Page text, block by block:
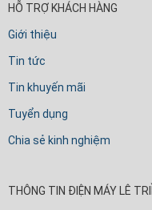
HỖ TRỢ KHÁCH HÀNG
Giới thiệu
Tin tức
Tin khuyến mãi
Tuyển dụng
Chia sẻ kinh nghiệm
THÔNG TIN ĐIỆN MÁY LÊ